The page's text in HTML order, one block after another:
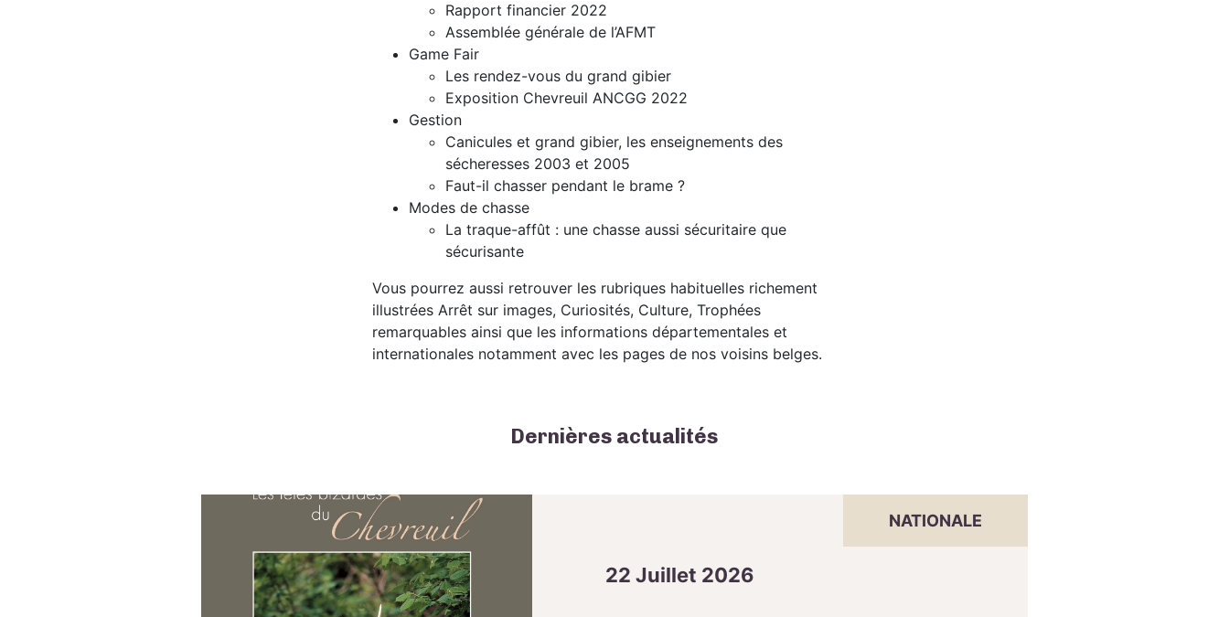
Rapport financier 2022
Assemblée générale de l’AFMT
Game Fair
Les rendez-vous du grand gibier
Exposition Chevreuil ANCGG 2022
Gestion
Canicules et grand gibier, les enseignements des
sécheresses 2003 et 2005
Faut-il chasser pendant le brame ?
Modes de chasse
La traque-affût : une chasse aussi sécuritaire que
sécurisante
Vous pourrez aussi retrouver les rubriques habituelles richement
illustrées Arrêt sur images, Curiosités, Culture, Trophées
remarquables ainsi que les informations départementales et
internationales notamment avec les pages de nos voisins belges.
Dernières actualités
NATIONALE
22 Juillet 2026